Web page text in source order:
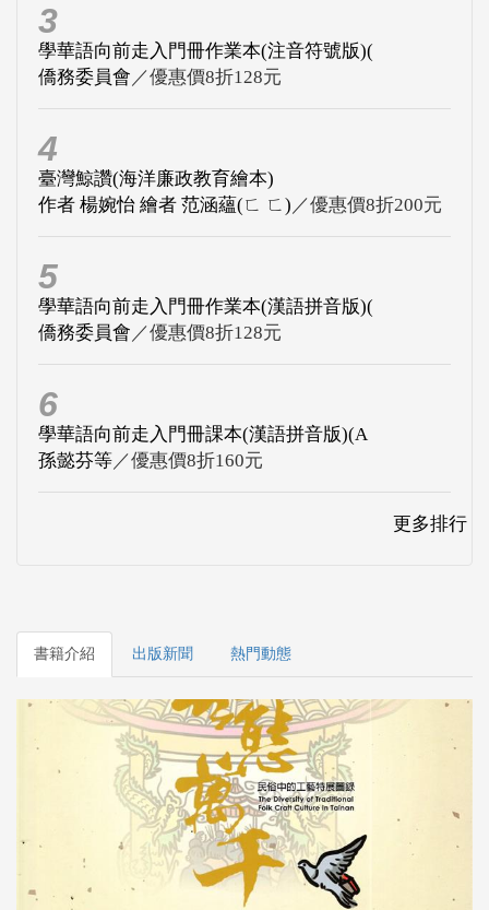
3
學華語向前走入門冊作業本(注音符號版)(
僑務委員會 ／優惠價8折128元
4
臺灣鯨讚(海洋廉政教育繪本)
作者 楊婉怡 繪者 范涵蘊(ㄈ ㄈ) ／優惠價8折200元
5
學華語向前走入門冊作業本(漢語拼音版)(
僑務委員會 ／優惠價8折128元
6
學華語向前走入門冊課本(漢語拼音版)(A
孫懿芬等／優惠價8折160元
更多排行
書籍介紹 出版新聞 熱門動態